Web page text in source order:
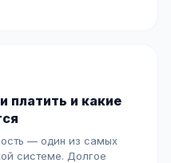
платить и какие
— один из самых
системе. Долгое